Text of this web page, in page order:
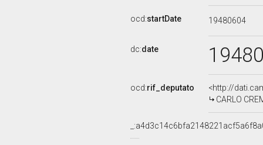
ocd:startDate 19480604
dc:date
ocd:rif_deputato
<http://
CARLO